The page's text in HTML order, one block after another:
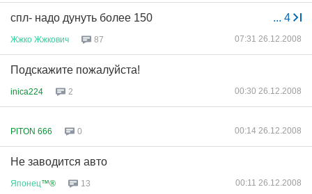
... 4
спл- надо дунуть более 150
Жжко Жжкович 87 07:31 26.12.2008
Подскажите пожалуйста!
inica224 2 00:30 26.12.2008
PITON 666 0 00:14 26.12.2008
Не заводится авто
Японец™® 13 00:11 26.12.2008